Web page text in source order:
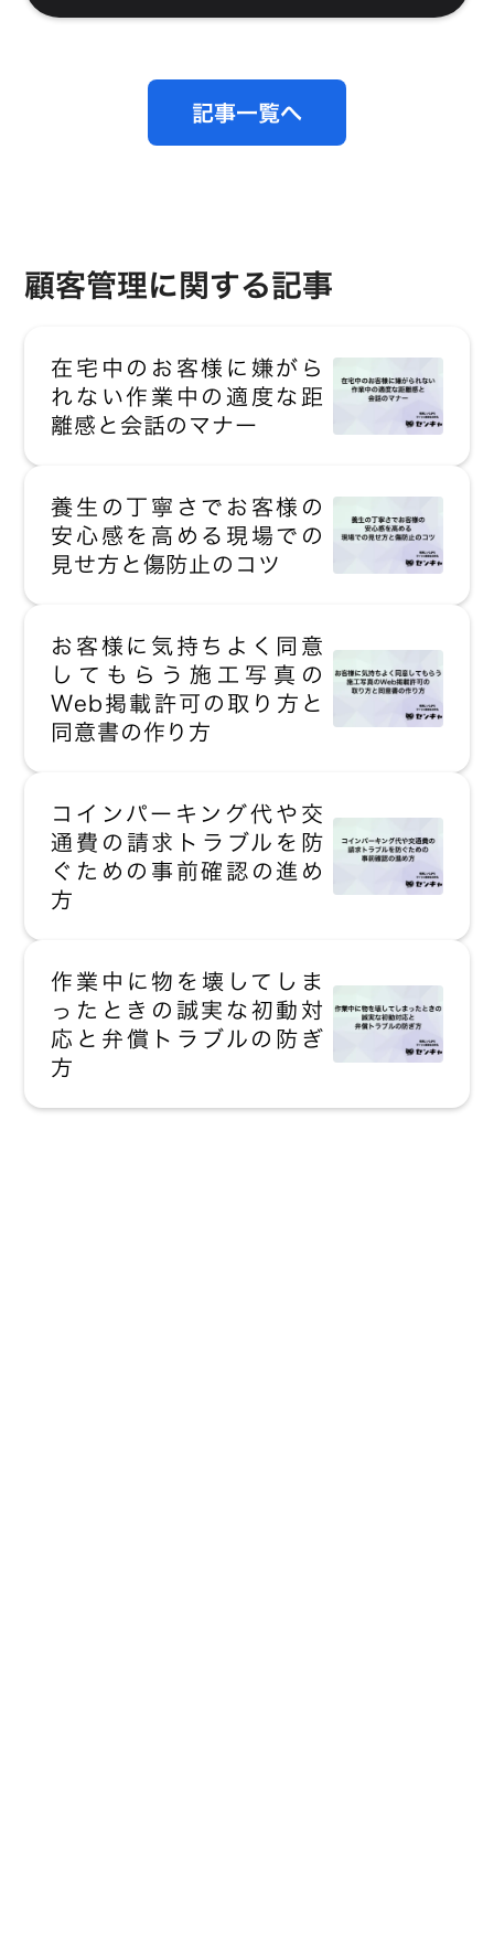
記事一覧へ
顧客管理に関する記事
在宅中のお客様に嫌がら
れない作業中の適度な距
離感と会話のマナー
養生の丁寧さでお客様の
安心感を高める現場での
見せ方と傷防止のコツ
お客様に気持ちよく同意
してもらう施工写真の
Web掲載許可の取り方と
同意書の作り方
コインパーキング代や交
通費の請求トラブルを防
ぐための事前確認の進め
方
作業中に物を壊してしま
ったときの誠実な初動対
応と弁償トラブルの防ぎ
方